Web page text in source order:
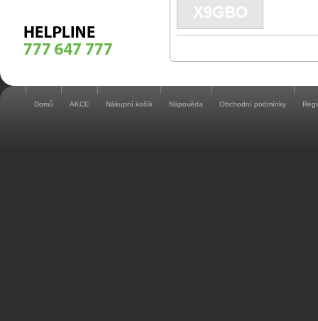
Domů AKCE Nákupní košík Nápověda Obchodní podmínky